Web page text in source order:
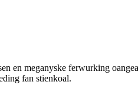
en meganyske ferwurking
fan stienkoal.